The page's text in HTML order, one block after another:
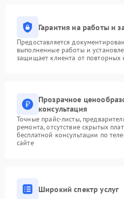
Гарантия на работы и
Предоставляется
выполненные работы и
защищает клиента от повторных
Прозрачное
консультация
Точные прайс-листы,
ремонта, отсутствие скрытых
бесплатной консультации по
сайте
Широкий спектр услуг